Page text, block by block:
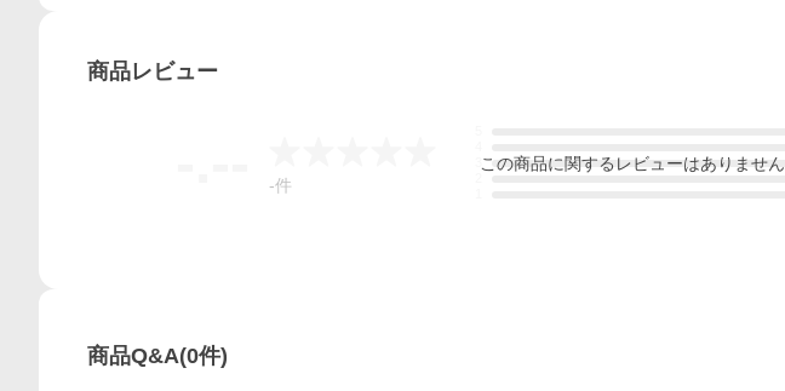
商品レビュー
-件
この商品に関するレビューはありません
商品Q&A(0件)